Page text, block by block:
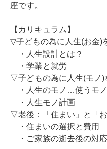
座です。
【カリキュラム】
▽子どもの為に人生(お金)
・人生設計とは？
・学業と就労
▽子どもの為に人生(モノ)
・人生のモノ…使うモノ
・人生モノ計画
▽老後：「住まい」と「お
・住まいの選択と費用
・ご家族の逝去後の対